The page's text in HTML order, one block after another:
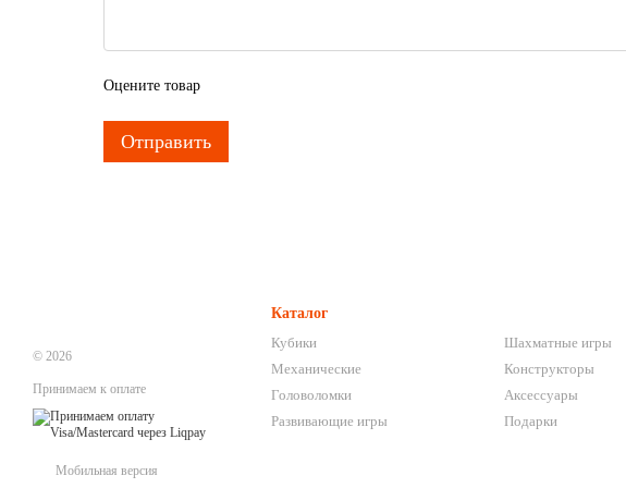
Оцените товар
Отправить
© 2026
Принимаем к оплате
Мобильная версия
Каталог
Кубики
Механические
Головоломки
Развивающие игры
Шахматные игры
Конструкторы
Аксессуары
Подарки